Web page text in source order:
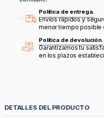
Política de entrega.
Envíos rápidos y
menor tiempo posible
Política de devolución.
Garantizamos tu
en los plazos
DETALLES DEL PRODUCTO